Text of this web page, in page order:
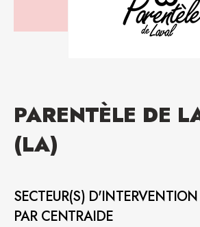
PARENTÈLE DE
(LA)
SECTEUR(S)
PAR CENTRAIDE